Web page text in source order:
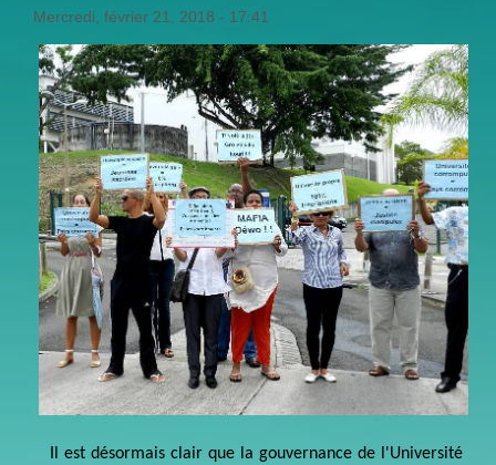
Mercredi, février 21, 2018 - 17:41
Il est désormais clair que la gouvernance de l'Université